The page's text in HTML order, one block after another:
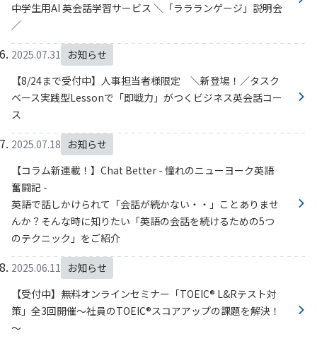
中学生用AI 英会話学習サービス ＼「ララランゲージ」説明会
／
2025.07.31 お知らせ
【8/24まで受付中】人事担当者様限定 ＼新登場！／タスク
ベース実践型Lessonで「即戦力」がつくビジネス英会話コー
ス
2025.07.18 お知らせ
【コラム新連載！】Chat Better - 憧れのニューヨーク英語
奮闘記 -
英語で話しかけられて「会話が続かない・・」ことありませ
んか？そんな時に知りたい「英語の会話を続けるための5つ
のテクニック」をご紹介
2025.06.11 お知らせ
【受付中】無料オンラインセミナー「TOEIC® L&Rテスト対
策」全3回開催～社員のTOEIC®スコアアップの課題を解決！
～